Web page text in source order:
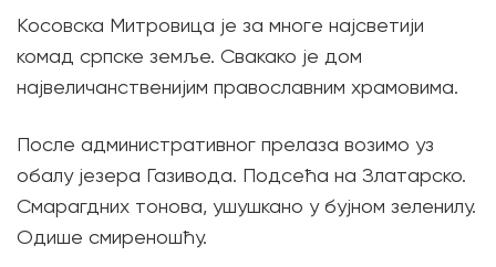
Косовска Митровица је за многе најсветији
комад српске земље. Свакако је дом
највеличанственијим православним храмовима.
После административног прелаза возимо уз
обалу језера Газивода. Подсећа на Златарско.
Смарагдних тонова, ушушкано у бујном зеленилу.
Одише смиреношћу.